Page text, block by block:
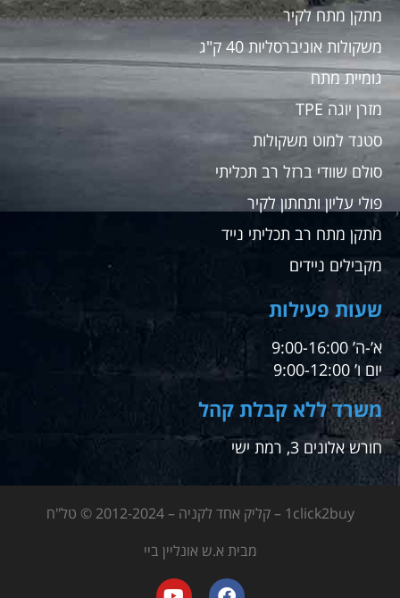
מתקן מתח לקיר
משקולות אוניברסליות 40 ק"ג
גומיית מתח
מזרן יוגה TPE
סטנד למוט משקולות
סולם שוודי ברזל רב תכליתי
פולי עליון ותחתון לקיר
מתקן מתח רב תכליתי נייד
מקבילים ניידים
שעות פעילות
א’-ה’ 9:00-16:00
יום ו’ 9:00-12:00
משרד ללא קבלת קהל
חורש אלונים 3, רמת ישי
1click2buy – קליק אחד לקניה – 2012-2024 © טל"ח
מבית א.ש אונליין ביי